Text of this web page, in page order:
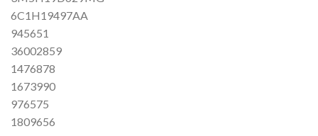
6C1H19497AA
945651
36002859
1476878
1673990
976575
1809656